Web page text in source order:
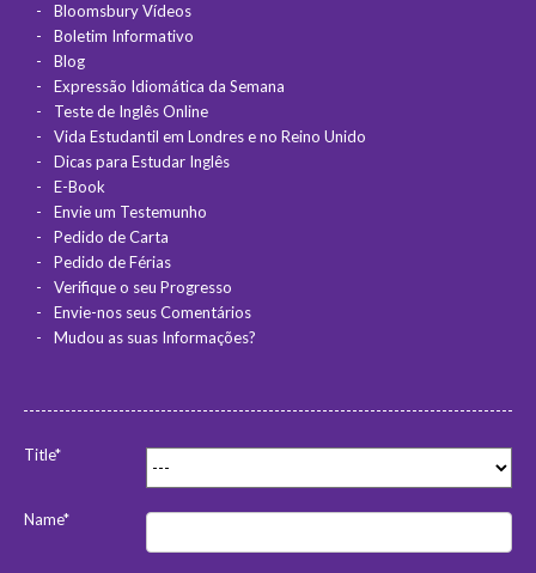
Bloomsbury Vídeos
Boletim Informativo
Blog
Expressão Idiomática da Semana
Teste de Inglês Online
Vida Estudantil em Londres e no Reino Unido
Dicas para Estudar Inglês
E-Book
Envie um Testemunho
Pedido de Carta
Pedido de Férias
Verifique o seu Progresso
Envie-nos seus Comentários
Mudou as suas Informações?
Title*
Name*